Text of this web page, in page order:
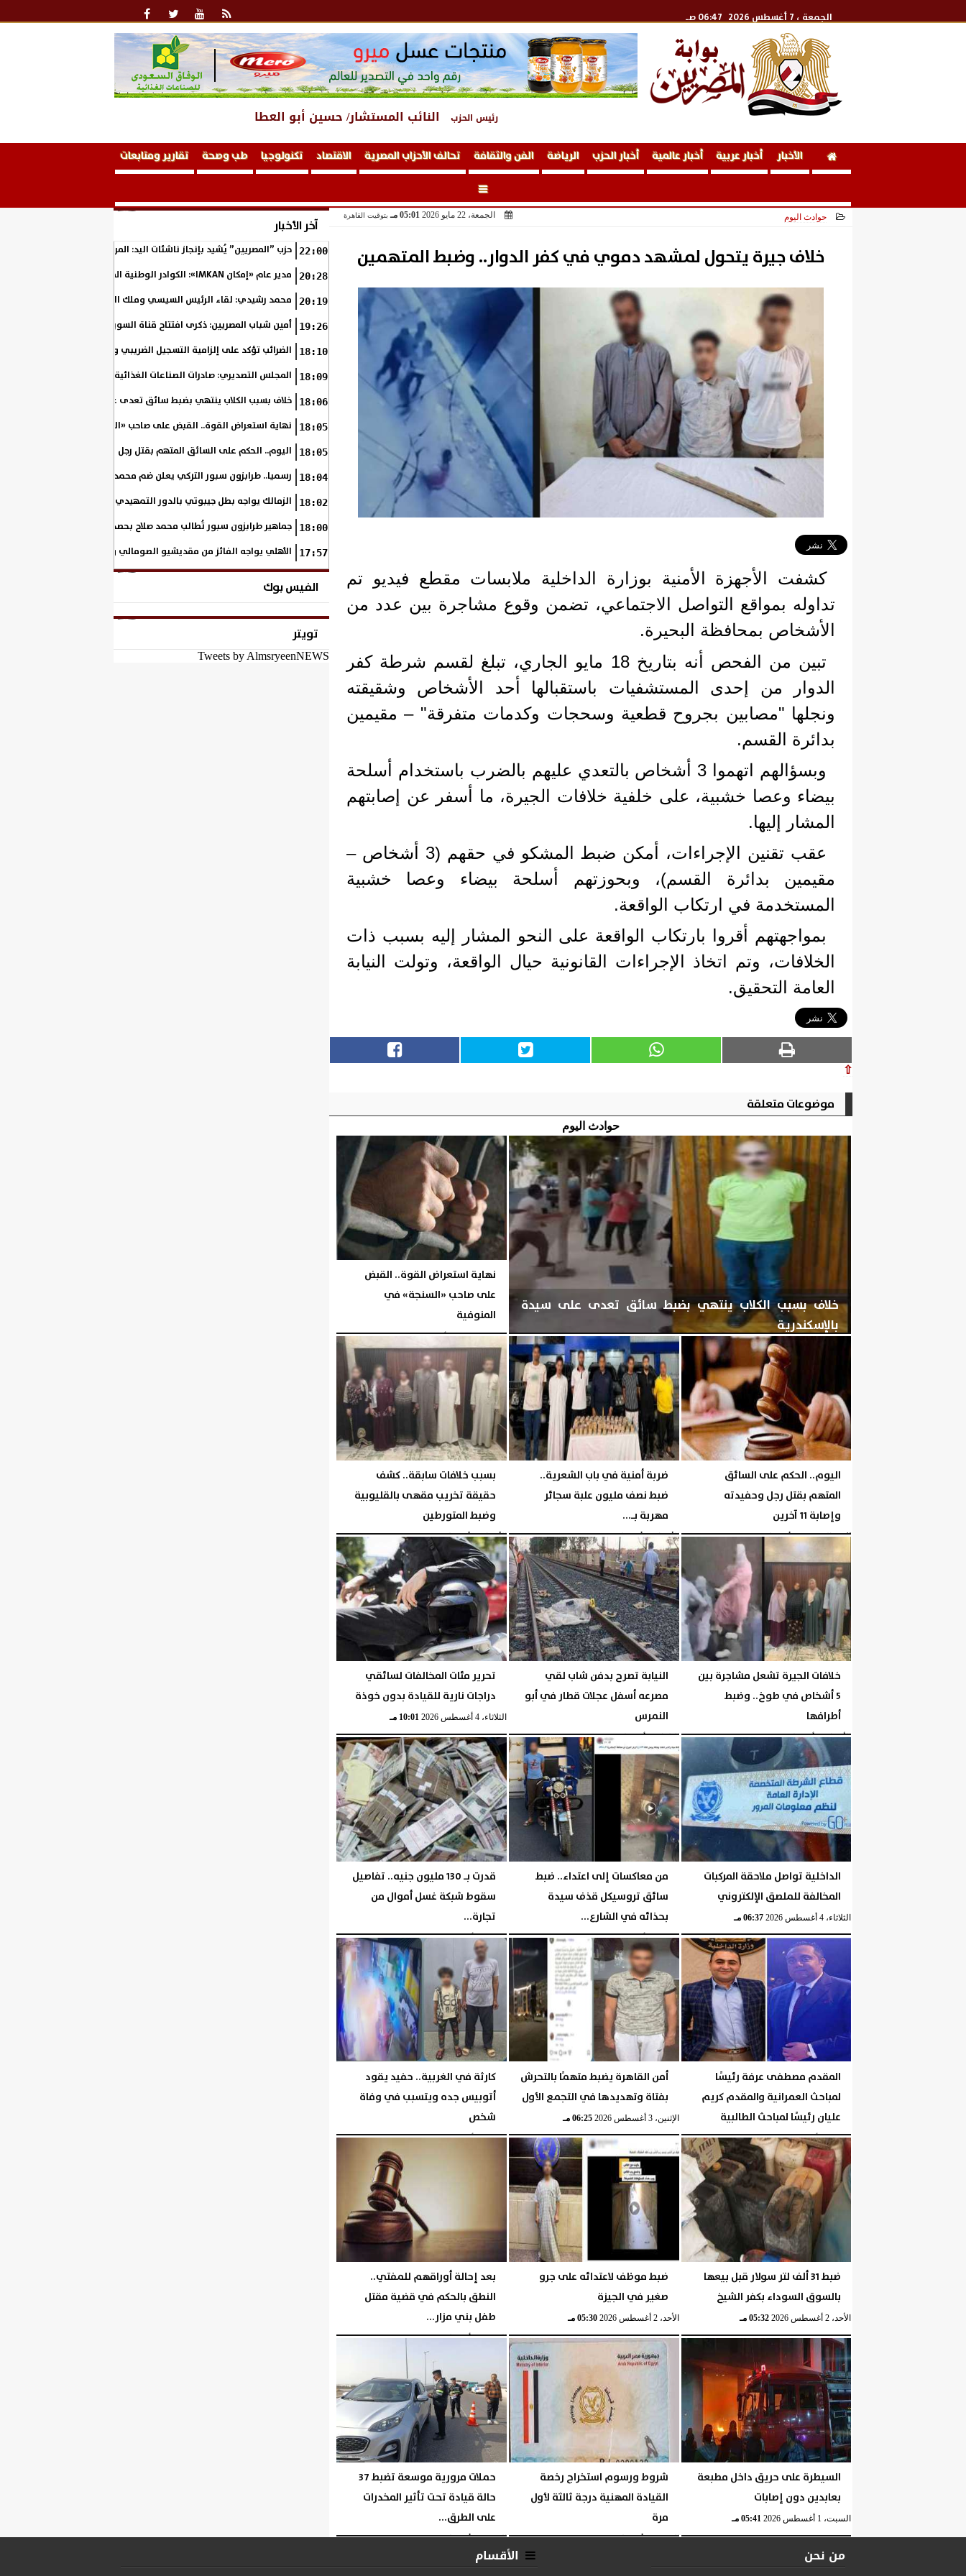
الجمعة ، 7 أغسطس 2026 06:47 صـ
رئيس الحزب النائب المستشار/ حسين أبو العطا
الأخبار أخبار عربية أخبار عالمية أخبار الحزب الرياضة الفن والثقافة تحالف الأحزاب المصرية الاقتصاد تكنولوجيا طب وصحة تقارير ومتابعات
حوادث اليوم الجمعة، 22 مايو 2026 05:01 مـ بتوقيت القاهرة
خلاف جيرة يتحول لمشهد دموي في كفر الدوار.. وضبط المتهمين
كشفت الأجهزة الأمنية بوزارة الداخلية ملابسات مقطع فيديو تم
تداوله بمواقع التواصل الاجتماعي، تضمن وقوع مشاجرة بين عدد من
الأشخاص بمحافظة البحيرة.
تبين من الفحص أنه بتاريخ 18 مايو الجاري، تبلغ لقسم شرطة كفر
الدوار من إحدى المستشفيات باستقبالها أحد الأشخاص وشقيقته
ونجلها "مصابين بجروح قطعية وسحجات وكدمات متفرقة" – مقيمين
بدائرة القسم.
وبسؤالهم اتهموا 3 أشخاص بالتعدي عليهم بالضرب باستخدام أسلحة
بيضاء وعصا خشبية، على خلفية خلافات الجيرة، ما أسفر عن إصابتهم
المشار إليها.
عقب تقنين الإجراءات، أمكن ضبط المشكو في حقهم (3 أشخاص –
مقيمين بدائرة القسم)، وبحوزتهم أسلحة بيضاء وعصا خشبية
المستخدمة في ارتكاب الواقعة.
بمواجهتهم أقروا بارتكاب الواقعة على النحو المشار إليه بسبب ذات
الخلافات، وتم اتخاذ الإجراءات القانونية حيال الواقعة، وتولت النيابة
العامة التحقيق.
⇧
موضوعات متعلقة
حوادث اليوم
خلاف بسبب الكلاب ينتهي بضبط سائق تعدى على سيدة
بالإسكندرية
اليوم الخميس، 6 أغسطس 2026 06:06 مـ
نهاية استعراض القوة.. القبض
على صاحب «السنجة» في
المنوفية
اليومالخميس، 6 أغسطس 2026 06:05 مـ
اليوم.. الحكم على السائق
المتهم بقتل رجل وحفيدته
وإصابة 11 آخرين
اليومالخميس، 6 أغسطس 2026 06:05 مـ
ضربة أمنية في باب الشعرية..
ضبط نصف مليون علبة سجائر
مهربة بـ...
الأربعاء، 5 أغسطس 2026 04:44 مـ
بسبب خلافات سابقة.. كشف
حقيقة تخريب مقهى بالقليوبية
وضبط المتورطين
الأربعاء، 5 أغسطس 2026 04:43 مـ
خلافات الجيرة تشعل مشاجرة بين
5 أشخاص في طوخ.. وضبط
أطرافها
الأربعاء، 5 أغسطس 2026 04:42 مـ
النيابة تصرح بدفن شاب لقي
مصرعه أسفل عجلات قطار في أبو
النمرس
الثلاثاء، 4 أغسطس 2026 10:01 مـ
تحرير مئات المخالفات لسائقي
دراجات نارية للقيادة بدون خوذة
الثلاثاء، 4 أغسطس 2026 10:01 مـ
الداخلية تواصل ملاحقة المركبات
المخالفة للملصق الإلكتروني
الثلاثاء، 4 أغسطس 2026 06:37 مـ
من معاكسات إلى اعتداء.. ضبط
سائق تروسيكل قذف سيدة
بحذائه في الشارع...
الثلاثاء، 4 أغسطس 2026 06:36 مـ
قدرت بـ 130 مليون جنيه.. تفاصيل
سقوط شبكة غسل أموال من
تجارة...
الإثنين، 3 أغسطس 2026 06:39 مـ
المقدم مصطفى عرفة رئيسًا
لمباحث العمرانية والمقدم كريم
عليان رئيسًا لمباحث الطالبية
الإثنين، 3 أغسطس 2026 06:27 مـ
أمن القاهرة يضبط متهمًا بالتحرش
بفتاة وتهديدها في التجمع الأول
الإثنين، 3 أغسطس 2026 06:25 مـ
كارثة في الغربية.. حفيد يقود
أتوبيس جده ويتسبب في وفاة
شخص
الإثنين، 3 أغسطس 2026 06:24 مـ
ضبط 31 ألف لتر سولار قبل بيعها
بالسوق السوداء بكفر الشيخ
الأحد، 2 أغسطس 2026 05:32 مـ
ضبط موظف لاعتدائه على جرو
صغير في الجيزة
الأحد، 2 أغسطس 2026 05:30 مـ
بعد إحالة أوراقهم للمفتي..
النطق بالحكم في قضية مقتل
طفل بني مزار...
السبت، 1 أغسطس 2026 06:16 مـ
السيطرة على حريق داخل مطبعة
بعابدين دون إصابات
السبت، 1 أغسطس 2026 05:41 مـ
شروط ورسوم استخراج رخصة
القيادة المهنية درجة ثالثة لأول
مرة
السبت، 1 أغسطس 2026 05:40 مـ
حملات مرورية موسعة تضبط 37
حالة قيادة تحت تأثير المخدرات
على الطرق...
السبت، 1 أغسطس 2026 05:39 مـ
آخر الأخبار
22:00 حزب ”المصريين” يُشيد بإنجاز ناشئات اليد: المربع الذهبي خطوة نحو
20:28 مدير عام «إمكان IMKAN»: الكوادر الوطنية المؤهلة هي الثروة الحقيقية لمستقبل التنمية في مصر
20:19 محمد رشيدي: لقاء الرئيس السيسي وملك البحرين يؤكد قيادة مصر لتعزيز
19:26 أمين شباب المصريين: ذكرى افتتاح قناة السويس الجديدة تجسد رؤية
18:10 الضرائب تؤكد على إلزامية التسجيل الضريبي والفاتورة الإلكترونية لجميع
18:09 المجلس التصديري: صادرات الصناعات الغذائية إلى الاتحاد الأوروبي ترتفع 15.4% خلال النصف الأول من 2026
18:06 خلاف بسبب الكلاب ينتهي بضبط سائق تعدى على سيدة بالإسكندرية
18:05 نهاية استعراض القوة.. القبض على صاحب «السنجة» في المنوفية
18:05 اليوم.. الحكم على السائق المتهم بقتل رجل وحفيدته وإصابة 11 آخرين
18:04 رسميا.. طرابزون سبور التركي يعلن ضم محمد صلاح حتى عام 2028
18:02 الزمالك يواجه بطل جيبوتي بالدور التمهيدي من بطولة إفريقيا
18:00 جماهير طرابزون سبور تُطالب محمد صلاح بحصد لقب الدوري التركي
17:57 الأهلي يواجه الفائز من مقديشيو الصومالي وكيتارا الأوغندي
الفيس بوك
تويتر
Tweets by AlmsryeenNEWS
من نحن الأقسام